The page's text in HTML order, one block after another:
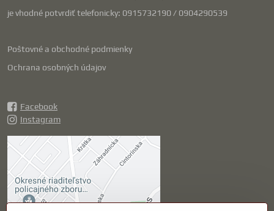
je vhodné potvrdiť telefonicky: 0915732190 / 0904290539
Poštovné a obchodné podmienky
Ochrana osobných údajov
Facebook
Instagram
Externý obsah je
blokovaný Voľbami
súkromia